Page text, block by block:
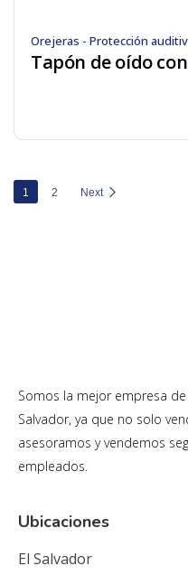
Orejeras - Protección
Tapón de oído
1 2 Next
Somos la mejor empresa de
Salvador, ya que no solo
asesoramos y vendemos
empleados.
Ubicaciones
El Salvador